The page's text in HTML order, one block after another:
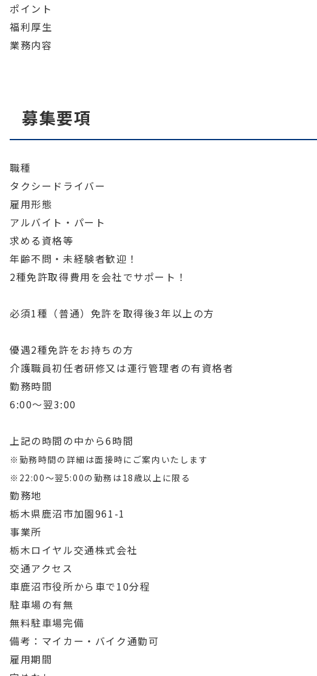
ポイント
福利厚生
業務内容
募集要項
職種
タクシードライバー
雇用形態
アルバイト・パート
求める資格等
年齢不問・未経験者歓迎！
2種免許取得費用を会社でサポート！
必須1種（普通）免許を取得後3年以上の方
優遇2種免許をお持ちの方
介護職員初任者研修又は運行管理者の有資格者
勤務時間
6:00～翌3:00
上記の時間の中から6時間
※勤務時間の詳細は面接時にご案内いたします
※22:00〜翌5:00の勤務は18歳以上に限る
勤務地
栃木県鹿沼市加園961-1
事業所
栃木ロイヤル交通株式会社
交通アクセス
車鹿沼市役所から車で10分程
駐車場の有無
無料駐車場完備
備考：マイカー・バイク通勤可
雇用期間